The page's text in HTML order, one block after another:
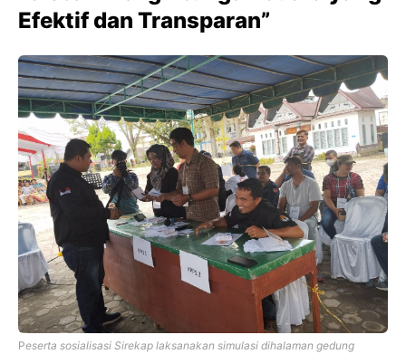
Efektif dan Transparan”
Peserta sosialisasi Sirekap laksanakan simulasi dihalaman gedung